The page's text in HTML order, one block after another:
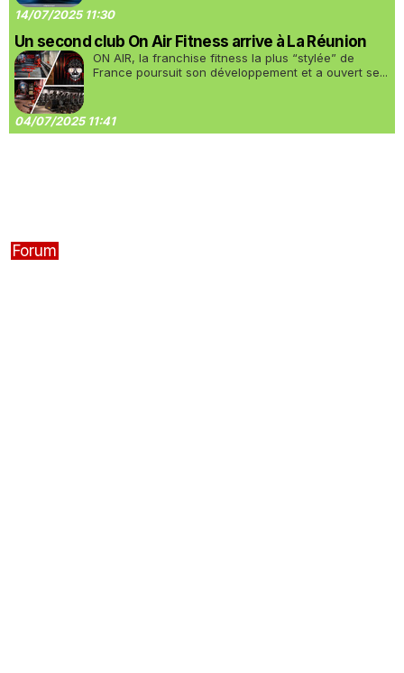
14/07/2025 11:30
Un second club On Air Fitness arrive à La Réunion
ON AIR, la franchise fitness la plus “stylée” de
France poursuit son développement et a ouvert se...
04/07/2025 11:41
Forum